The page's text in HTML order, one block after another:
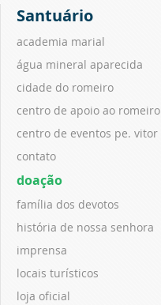
Santuário
academia marial
água mineral aparecida
cidade do romeiro
centro de apoio ao romeiro
centro de eventos pe. vitor
contato
doação
família dos devotos
história de nossa senhora
imprensa
locais turísticos
loja oficial